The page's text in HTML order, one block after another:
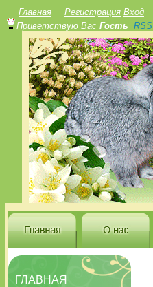
Главная Регистрация Вход
Приветствую Вас Гость RSS
ГЛАВНАЯ